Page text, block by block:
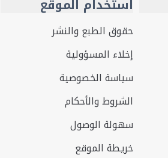
استخدام الموقع
حقوق الطبع والنشر
إخلاء المسؤولية
سياسة الخصوصية
الشروط والأحكام
سهولة الوصول
خريطة الموقع